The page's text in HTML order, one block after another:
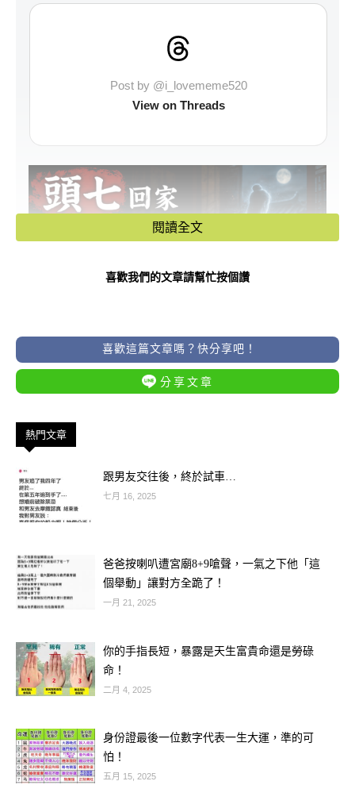
Post by @i_lovememe520
View on Threads
在民間信仰中，亡者往生後的「頭七」
會在七天內回家探望親人，這並不是因
走三樣極為關鍵的東西，少了一樣都會
影響靈魂能否順利進入輪迴。
第一樣是「氣」。
人在臨終前會吐出最後一口氣，那一口
始。
傳說亡者回來時，會在家中尋找這股屬
於自己的氣息，以確認這個地方是牽掛
之所。
閱讀全文
喜歡我們的文章請幫忙按個讚
喜歡這篇文章嗎？快分享吧！
分享文章
熱門文章
跟男友交往後，終於試車…
七月 16, 2025
爸爸按喇叭遭宮廟8+9嗆聲，一氣之下他「這
個舉動」讓對方全跪了！
一月 21, 2025
你的手指長短，暴露是天生富貴命還是勞碌
命！
二月 4, 2025
身份證最後一位數字代表一生大運，準的可
怕！
五月 15, 2025